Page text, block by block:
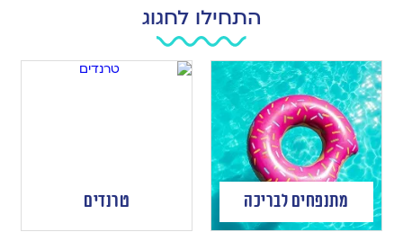
התחילו לחגוג
מתנפחים לבריכה טרנדים